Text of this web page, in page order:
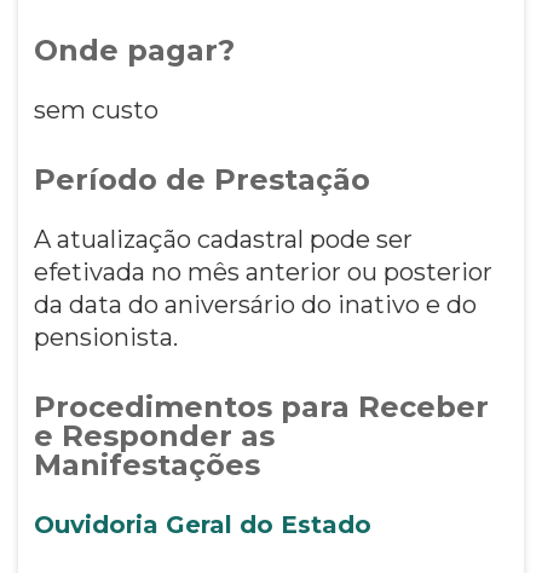
Onde pagar?
sem custo
Período de Prestação
A atualização cadastral pode ser
efetivada no mês anterior ou posterior
da data do aniversário do inativo e do
pensionista.
Procedimentos para Receber
e Responder as
Manifestações
Ouvidoria Geral do Estado